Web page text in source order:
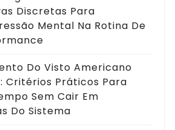
Discretas Para
Mental Na Rotina De
Do Visto Americano
Critérios Práticos Para
Sem Cair Em
Do Sistema